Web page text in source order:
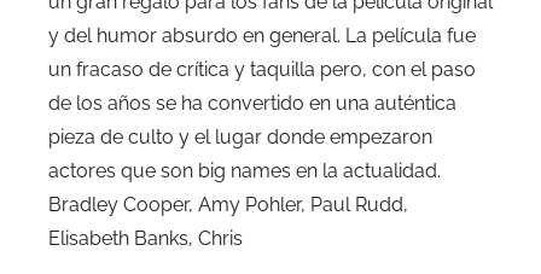
y del humor absurdo en general. La película fue
un fracaso de crítica y taquilla pero, con el paso
de los años se ha convertido en una auténtica
pieza de culto y el lugar donde empezaron
actores que son big names en la actualidad.
Bradley Cooper, Amy Pohler, Paul Rudd,
Elisabeth Banks, Chris